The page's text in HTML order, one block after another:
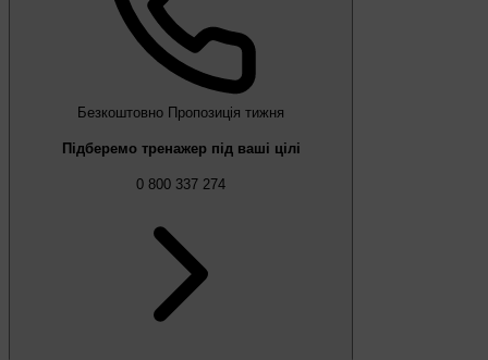
Безкоштовно Пропозиція тижня
Підберемо тренажер під ваші цілі
0 800 337 274